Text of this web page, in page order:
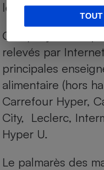
leurs équivalents
Chaque jour, les
relevés par
principales
alimentaire (hors
Carrefour Hyper,
City, Leclerc,
Hyper U.
Le palmarès des